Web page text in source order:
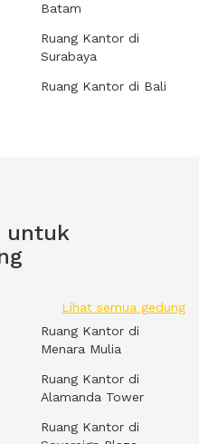
Batam
Ruang Kantor di
Surabaya
Ruang Kantor di Bali
untuk
Lihat semua gedung
Ruang Kantor di
Menara Mulia
Ruang Kantor di
Alamanda Tower
Ruang Kantor di